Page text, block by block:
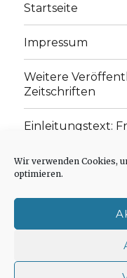
Wir verwenden Cookies,
optimieren.
Startseite
Impressum
Weitere
Zeitschriften
Einleitungstext:
„schwachen
Cookie-Richtlinie